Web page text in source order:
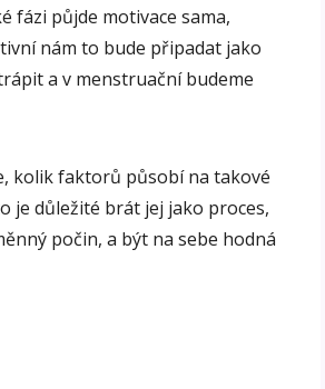
fázi půjde motivace sama,
nám to bude připadat jako
a v menstruační budeme
kolik faktorů působí na takové
je důležité brát jej jako proces,
počin, a být na sebe hodná